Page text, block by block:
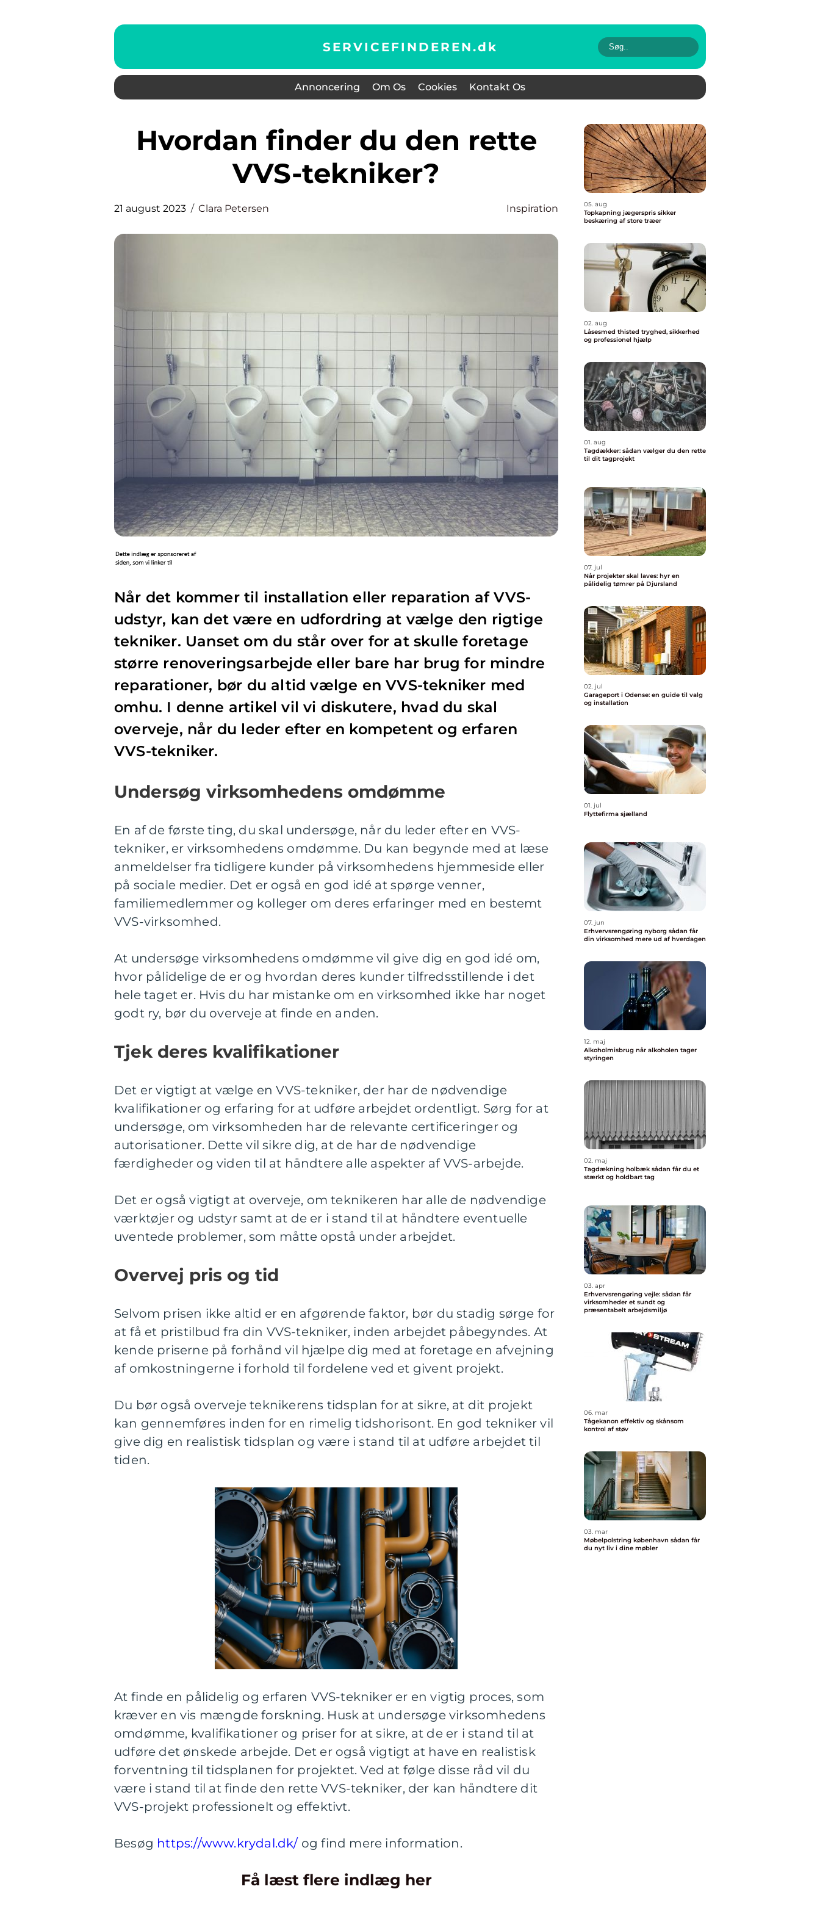
SERVICEFINDEREN.dk
Annoncering Om Os Cookies Kontakt Os
Hvordan finder du den rette
VVS-tekniker?
21 august 2023 Clara Petersen Inspiration
Når det kommer til installation eller reparation af VVS-
udstyr, kan det være en udfordring at vælge den rigtige
tekniker. Uanset om du står over for at skulle foretage
større renoveringsarbejde eller bare har brug for mindre
reparationer, bør du altid vælge en VVS-tekniker med
omhu. I denne artikel vil vi diskutere, hvad du skal
overveje, når du leder efter en kompetent og erfaren
VVS-tekniker.
Undersøg virksomhedens omdømme
En af de første ting, du skal undersøge, når du leder efter en VVS-
tekniker, er virksomhedens omdømme. Du kan begynde med at læse
anmeldelser fra tidligere kunder på virksomhedens hjemmeside eller
på sociale medier. Det er også en god idé at spørge venner,
familiemedlemmer og kolleger om deres erfaringer med en bestemt
VVS-virksomhed.
At undersøge virksomhedens omdømme vil give dig en god idé om,
hvor pålidelige de er og hvordan deres kunder tilfredsstillende i det
hele taget er. Hvis du har mistanke om en virksomhed ikke har noget
godt ry, bør du overveje at finde en anden.
Tjek deres kvalifikationer
Det er vigtigt at vælge en VVS-tekniker, der har de nødvendige
kvalifikationer og erfaring for at udføre arbejdet ordentligt. Sørg for at
undersøge, om virksomheden har de relevante certificeringer og
autorisationer. Dette vil sikre dig, at de har de nødvendige
færdigheder og viden til at håndtere alle aspekter af VVS-arbejde.
Det er også vigtigt at overveje, om teknikeren har alle de nødvendige
værktøjer og udstyr samt at de er i stand til at håndtere eventuelle
uventede problemer, som måtte opstå under arbejdet.
Overvej pris og tid
Selvom prisen ikke altid er en afgørende faktor, bør du stadig sørge for
at få et pristilbud fra din VVS-tekniker, inden arbejdet påbegyndes. At
kende priserne på forhånd vil hjælpe dig med at foretage en afvejning
af omkostningerne i forhold til fordelene ved et givent projekt.
Du bør også overveje teknikerens tidsplan for at sikre, at dit projekt
kan gennemføres inden for en rimelig tidshorisont. En god tekniker vil
give dig en realistisk tidsplan og være i stand til at udføre arbejdet til
tiden.
At finde en pålidelig og erfaren VVS-tekniker er en vigtig proces, som
kræver en vis mængde forskning. Husk at undersøge virksomhedens
omdømme, kvalifikationer og priser for at sikre, at de er i stand til at
udføre det ønskede arbejde. Det er også vigtigt at have en realistisk
forventning til tidsplanen for projektet. Ved at følge disse råd vil du
være i stand til at finde den rette VVS-tekniker, der kan håndtere dit
VVS-projekt professionelt og effektivt.
Besøg https://www.krydal.dk/ og find mere information.
Få læst flere indlæg her
05. aug
Topkapning jægerspris sikker
beskæring af store træer
02. aug
Låsesmed thisted tryghed, sikkerhed
og professionel hjælp
01. aug
Tagdækker: sådan vælger du den rette
til dit tagprojekt
07. jul
Når projekter skal laves: hyr en
pålidelig tømrer på Djursland
02. jul
Garageport i Odense: en guide til valg
og installation
01. jul
Flyttefirma sjælland
07. jun
Erhvervsrengøring nyborg sådan får
din virksomhed mere ud af hverdagen
12. maj
Alkoholmisbrug når alkoholen tager
styringen
02. maj
Tagdækning holbæk sådan får du et
stærkt og holdbart tag
03. apr
Erhvervsrengøring vejle: sådan får
virksomheder et sundt og
præsentabelt arbejdsmiljø
06. mar
Tågekanon effektiv og skånsom
kontrol af støv
03. mar
Møbelpolstring københavn sådan får
du nyt liv i dine møbler